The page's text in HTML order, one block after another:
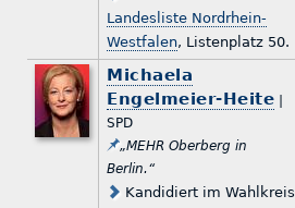
Landesliste Nordrhein-
Westfalen, Listenplatz 50.
Michaela
Engelmeier-Heite
SPD
„MEHR Oberberg in
Berlin.“
Kandidiert im Wahlkreis